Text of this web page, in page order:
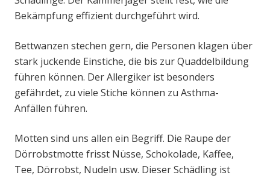
Bekämpfung effizient durchgeführt wird.
Bettwanzen stechen gern, die Personen klagen über
stark juckende Einstiche, die bis zur Quaddelbildung
führen können. Der Allergiker ist besonders
gefährdet, zu viele Stiche können zu Asthma-
Anfällen führen.
Motten sind uns allen ein Begriff. Die Raupe der
Dörrobstmotte frisst Nüsse, Schokolade, Kaffee,
Tee, Dörrobst, Nudeln usw. Dieser Schädling ist